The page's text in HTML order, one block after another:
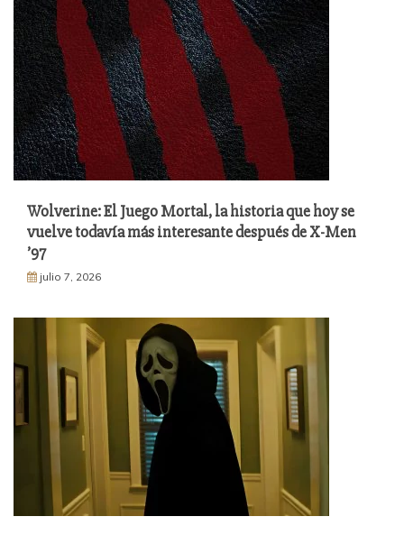
Wolverine: El Juego Mortal, la historia que hoy se
vuelve todavía más interesante después de X-Men
’97
julio 7, 2026